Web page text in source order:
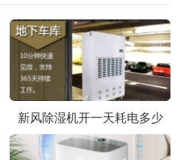
新风除湿机开一天耗电多少